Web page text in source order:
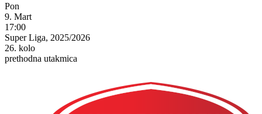
Pon
9. Mart
17:00
Super Liga, 2025/2026
26. kolo
prethodna utakmica